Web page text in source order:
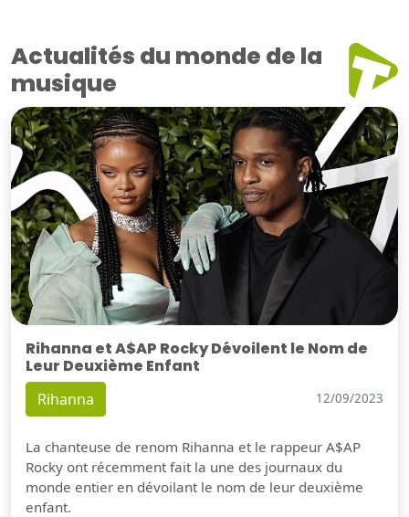
Actualités du monde de la
musique
Rihanna et A$AP Rocky Dévoilent le Nom de
Leur Deuxième Enfant
Rihanna 12/09/2023
La chanteuse de renom Rihanna et le rappeur A$AP
Rocky ont récemment fait la une des journaux du
monde entier en dévoilant le nom de leur deuxième
enfant.